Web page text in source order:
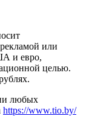
или
и евро,
целью.
любых
https://www.tio.by/